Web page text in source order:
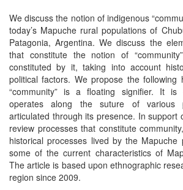
We discuss the notion of indigenous
today’s Mapuche rural populations of
Patagonia, Argentina. We discuss the
that constitute the notion of
constituted by it, taking into account
political factors. We propose the following
“community” is a floating signifier. It is
operates along the suture of various
articulated through its presence. In support
review processes that constitute
historical processes lived by the Mapuche
some of the current characteristics of
The article is based upon ethnographic
region since 2009.